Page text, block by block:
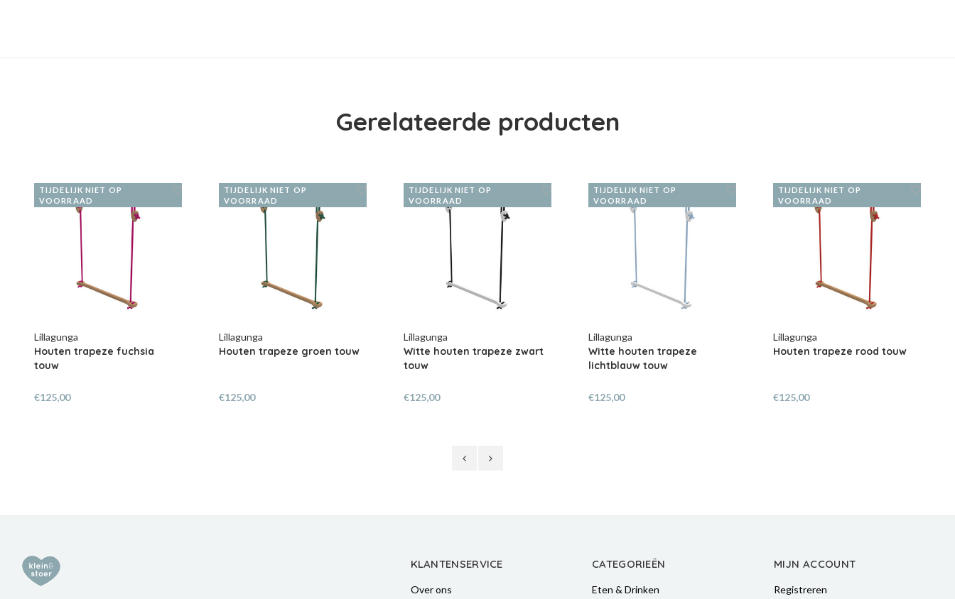
Gerelateerde producten
TIJDELIJK NIET OP
VOORRAAD
Lillagunga
Houten trapeze groen touw
€125,00
TIJDELIJK NIET OP
VOORRAAD
Lillagunga
Witte houten trapeze zwart
€125,00
TIJDELIJK NIET OP
VOORRAAD
Lillagunga
Witte houten trapeze
lichtblauw touw
€125,00
TIJDELIJK NIET OP
VOORRAAD
Lillagunga
Houten trapeze rood touw
€125,00
TIJDELIJK NIET OP
VOORRAAD
Lillagunga
Houten trapeze grijs touw
€125,00
KLANTENSERVICE
Over ons
CATEGORIEËN
Eten & Drinken
MIJN ACCOUNT
Registreren